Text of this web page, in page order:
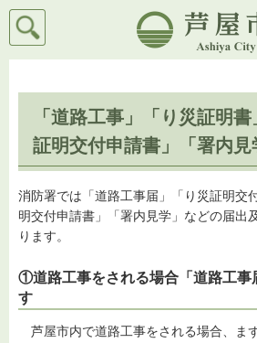
芦屋市
検索
「道路工事」「り災証明
証明交付申請書」「署内見
消防署では「道路工事届」「り災証明交
明交付申請書」「署内見学」などの届出
ります。
①道路工事をされる場合「道路工事
す
芦屋市内で道路工事をされる場合、ま